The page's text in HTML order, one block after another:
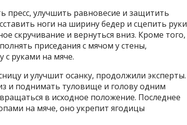
улучшить равновесие и защитить
ноги на ширину бедер и сцепить руки
скручивание и вернуться вниз. Кроме того,
приседания с мячом у стены,
с руками на мяче.
и улучшит осанку, продолжили эксперты.
и поднимать туловище и голову одним
в исходное положение. Последнее
на мяче, оно укрепит ягодицы